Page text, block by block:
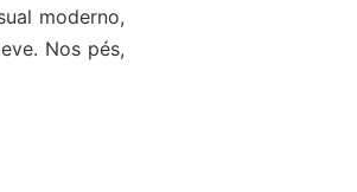
moderno,
Nos pés,